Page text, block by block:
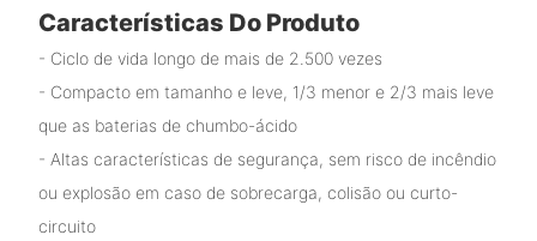
Características Do Produto
- Ciclo de vida longo de mais de 2.500 vezes
- Compacto em tamanho e leve, 1/3 menor e 2/3 mais leve
que as baterias de chumbo-ácido
- Altas características de segurança, sem risco de incêndio
ou explosão em caso de sobrecarga, colisão ou curto-
circuito